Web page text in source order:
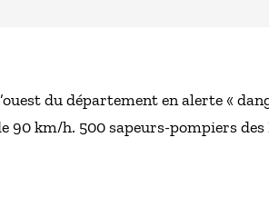
du département en alerte «
km/h. 500 sapeurs-pompiers des